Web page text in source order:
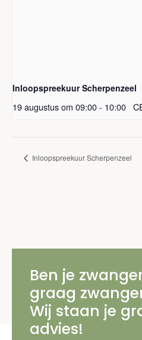
Inloopspreekuur Scherpenzeel
19 augustus om 09:00- 10:00
Inloopspreekuur Scherpenzeel
Ben je
graag
Wij staan je
advies!